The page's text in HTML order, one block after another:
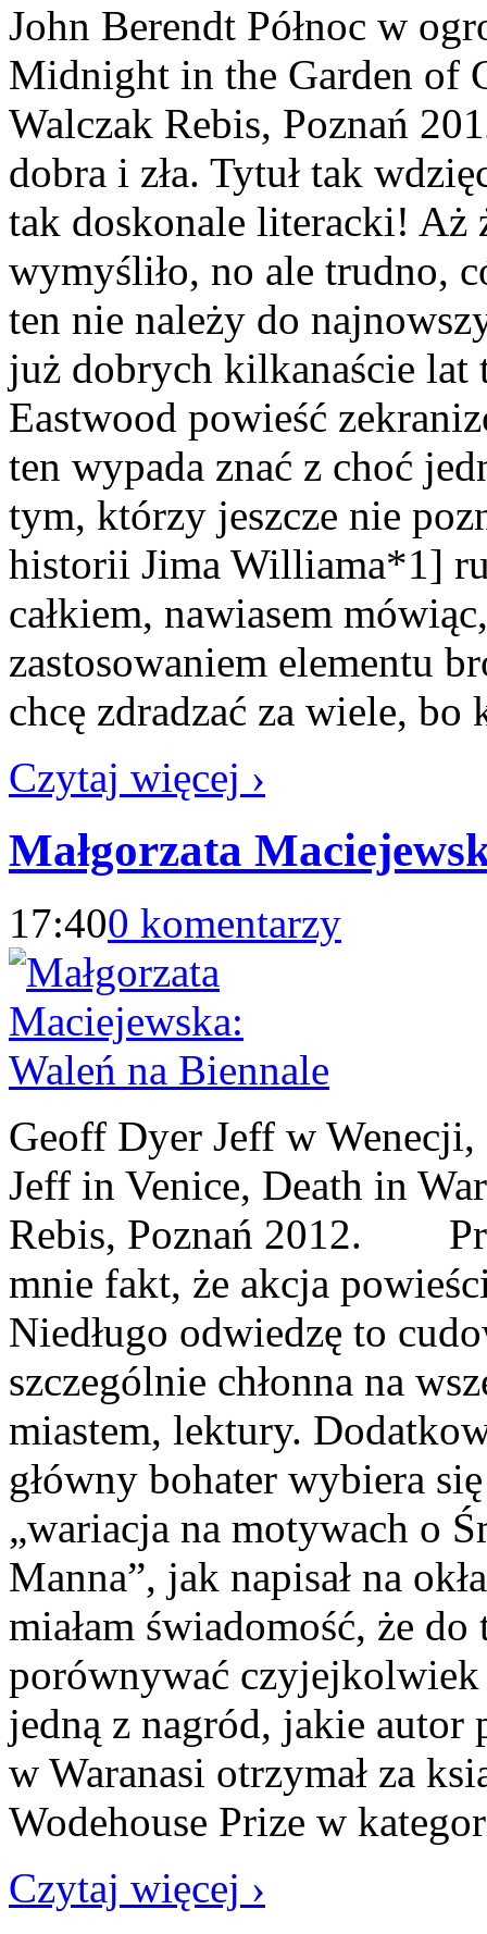
John Berendt Północ w
Midnight in the Garden of
Walczak Rebis, Poznań
dobra i zła. Tytuł tak
tak doskonale literacki! Aż
wymyśliło, no ale trudno,
ten nie należy do
już dobrych kilkanaście lat
Eastwood powieść
ten wypada znać z choć
tym, którzy jeszcze nie
historii Jima Williama*1]
całkiem, nawiasem
zastosowaniem elementu
chcę zdradzać za wiele,
Czytaj więcej ›
Małgorzata
17:400 komentarzy
Geoff Dyer Jeff w
Jeff in Venice, Death in
Rebis, Poznań 2012.
mnie fakt, że akcja
Niedługo odwiedzę to
szczególnie chłonna na
miastem, lektury.
główny bohater wybiera
„wariacja na motywach o
Manna”, jak napisał na
miałam świadomość, że
porównywać
jedną z nagród, jakie autor
w Waranasi otrzymał za
Wodehouse Prize w
Czytaj więcej ›